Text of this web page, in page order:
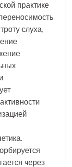
практике
слуха,
через